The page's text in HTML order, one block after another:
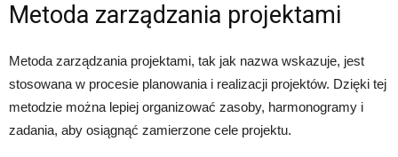
Metoda zarządzania projektami
Metoda zarządzania projektami, tak jak nazwa wskazuje, jest
stosowana w procesie planowania i realizacji projektów. Dzięki tej
metodzie można lepiej organizować zasoby, harmonogramy i
zadania, aby osiągnąć zamierzone cele projektu.